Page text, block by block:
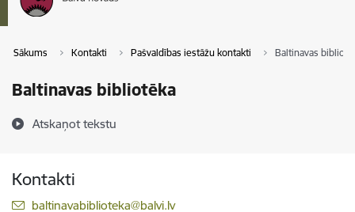
Sākums Kontakti Pašvaldības iestāžu kontakti Baltinavas
Baltinavas bibliotēka
Atskaņot tekstu
Kontakti
E-pasts:
baltinavabiblioteka@balvi.lv